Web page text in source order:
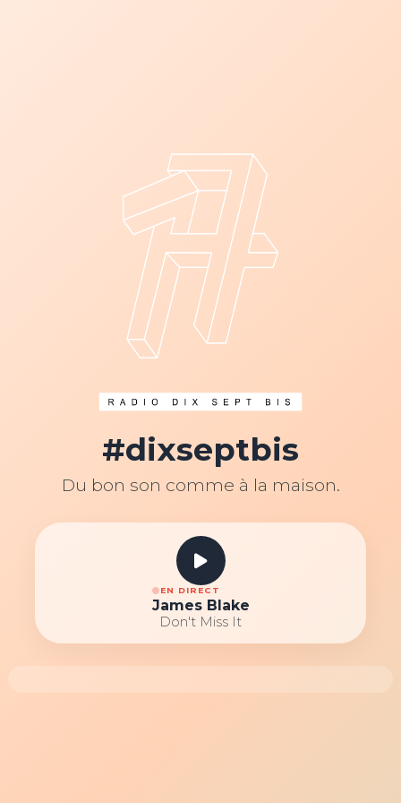
#dixseptbis
Du bon son comme à la maison.
EN DIRECT
James Blake
Don't Miss It